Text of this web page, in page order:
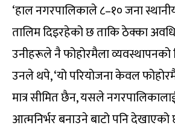
‘हाल नगरपालिकाले ८–१० जना
तालिम दिइरहेको छ ताकि ठेक्का
उनीहरूले नै फोहोरमैला व्यवस्थापनको
उनले थपे, ‘यो परियोजना केवल
मात्र सीमित छैन, यसले
आत्मनिर्भर बनाउने बाटो पनि देखाएको